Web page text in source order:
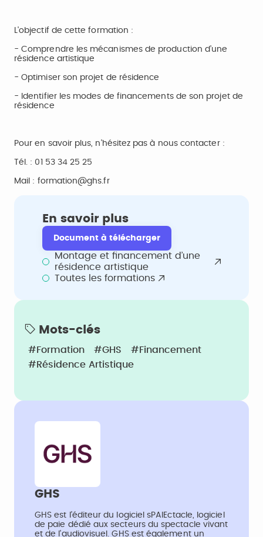
L'objectif de cette formation :
- Comprendre les mécanismes de production d’une
résidence artistique
- Optimiser son projet de résidence
- Identifier les modes de financements de son projet de
résidence
Pour en savoir plus, n'hésitez pas à nous contacter :
Tél. : 01 53 34 25 25
Mail : formation@ghs.fr
En savoir plus
Document à télécharger
Montage et financement d’une
résidence artistique
Toutes les formations
Mots-clés
#Formation #GHS
#Financement
#Résidence Artistique
GHS
GHS est l'éditeur du logiciel sPAIEctacle, logiciel
de paie dédié aux secteurs du spectacle vivant
et de l'audiovisuel. GHS est également un